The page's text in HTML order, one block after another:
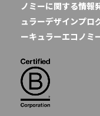
ノミーに関する情報
ュラーデザインプロ
ーキュラーエコノミ